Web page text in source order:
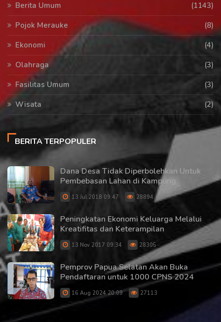
Berita Umum
(1143)
Pojok Merauke
(8)
Ekonomi
(4)
Olahraga
(3)
Fasilitas Umum
(3)
Wisata
(2)
BERITA TERPOPULER
Dana Desa Tidak Diperbolehkan Untuk
Pembebasan Lahan di Kampung
13 Jul 2018 09:47 28894
Peningkatan Ekonomi Keluarga Melalui
Kreatifitas dan Keterampilan
13 Nov 2017 09:34 28305
Pemprov Papua Selatan Akan Buka
Pendaftaran untuk 1000 CPNS 2024
16 Aug 2024 20:09 27113